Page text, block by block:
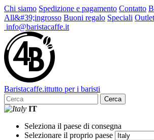
Chi siamo Spedizione e pagamento Contatto
All&#39;ingrosso Buoni regalo Speciali Outlet
info@baristacaffe.it
Baristacaffe.ittutto per i baristi
Cerca
IT
Seleziona il paese di consegna
Selezionare il proprio paese